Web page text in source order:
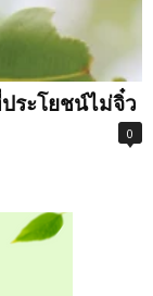
ระโยชน์ไม่จิ๋ว
0